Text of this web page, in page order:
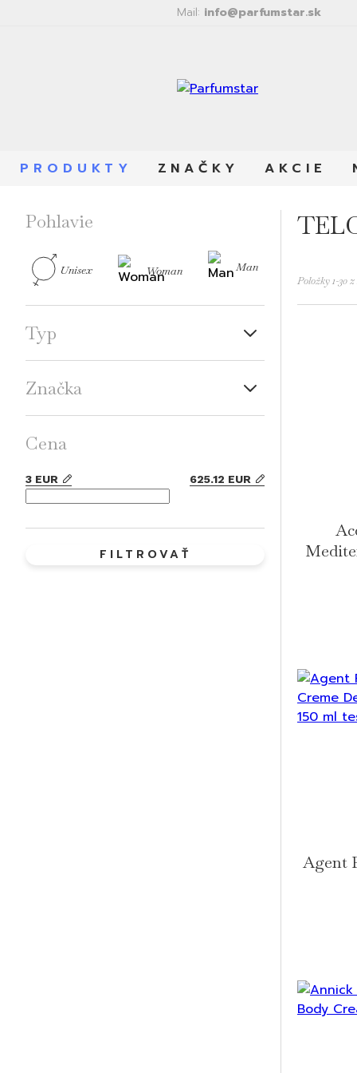
Mail: info@parfumstar.sk
PRODUKTY ZNAČKY AKCIE
Pohlavie
Unisex Woman Man
Typ
Značka
Cena
3 EUR 625.12 EUR
FILTROVAŤ
Položky1-30z
Agent